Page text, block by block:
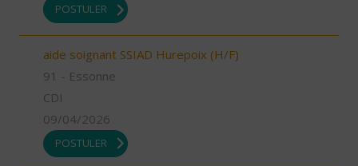
POSTULER
aide soignant SSIAD Hurepoix (H/F)
91 - Essonne
CDI
09/04/2026
POSTULER